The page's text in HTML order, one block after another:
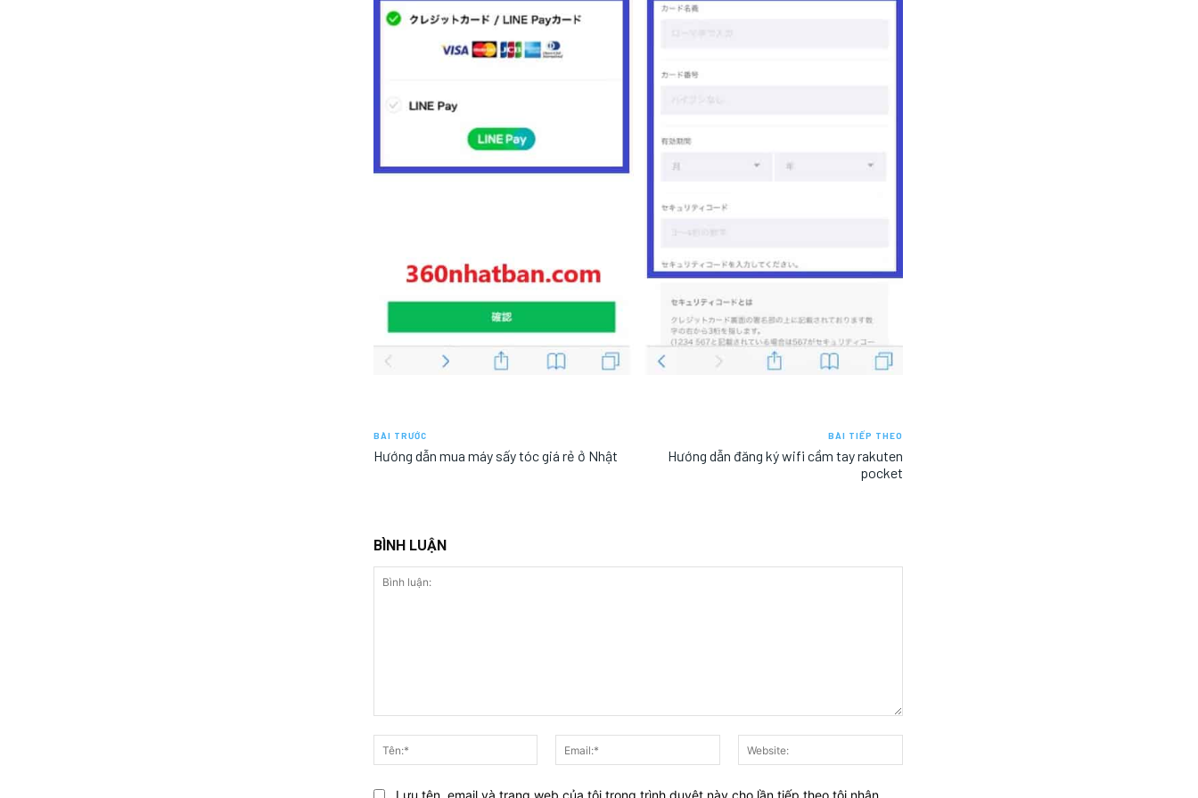
BÀI TRƯỚC
Hướng dẫn mua máy sấy tóc giá rẻ ở Nhật
BÀI TIẾP THEO
Hướng dẫn đăng ký wifi cầm tay rakuten
pocket
BÌNH LUẬN
luận:
Tên:* Email:*
Lưu tên, email và trang web của tôi trong trình duyệt này cho lần tiếp theo tôi nhận